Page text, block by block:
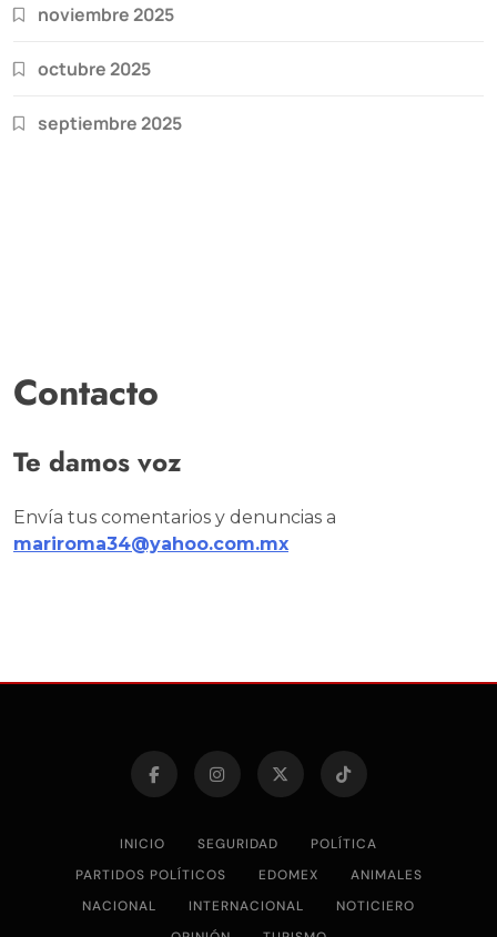
noviembre 2025
octubre 2025
septiembre 2025
Contacto
Te damos voz
Envía tus comentarios y denuncias a
mariroma34@yahoo.com.mx
INICIO SEGURIDAD
POLÍTICA
PARTIDOS POLÍTICOS
EDOMEX
ANIMALES
NACIONAL
INTERNACIONAL
NOTICIERO